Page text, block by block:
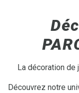
La décoration
Découvrez notre